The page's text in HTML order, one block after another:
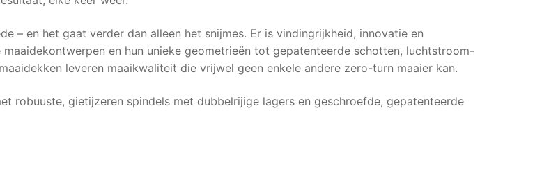
– en het gaat verder dan alleen het snijmes. Er is vindingrijkheid, innovatie en
en hun unieke geometrieën tot gepatenteerde schotten, luchtstroom-
leveren maaikwaliteit die vrijwel geen enkele andere zero-turn maaier kan.
robuuste, gietijzeren spindels met dubbelrijige lagers en geschroefde, gepatenteerde